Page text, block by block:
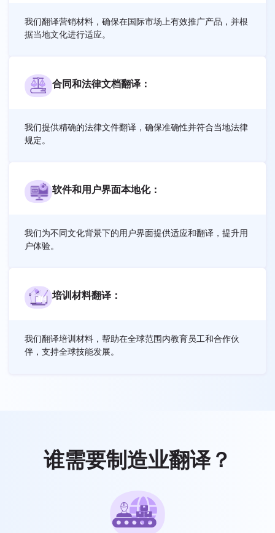
我们翻译营销材料，确保在国际市场上有效推广产品，并根
据当地文化进行适应。
合同和法律文档翻译：
我们提供精确的法律文件翻译，确保准确性并符合当地法律
规定。
软件和用户界面本地化：
我们为不同文化背景下的用户界面提供适应和翻译，提升用
户体验。
培训材料翻译：
我们翻译培训材料，帮助在全球范围内教育员工和合作伙
伴，支持全球技能发展。
谁需要制造业翻译？